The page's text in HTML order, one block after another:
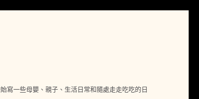
寫一些母嬰、親子、生活日常和隨處走走吃吃的日